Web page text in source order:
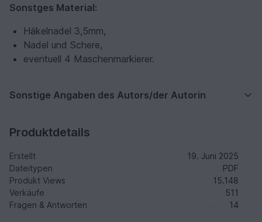
Sonstges Material:
Häkelnadel 3,5mm,
Nadel und Schere,
eventuell 4 Maschenmarkierer.
Sonstige Angaben des Autors/der Autorin
Produktdetails
Erstellt
19. Juni 2025
Dateitypen
PDF
Produkt Views
15.148
Verkäufe
511
Fragen & Antworten
14